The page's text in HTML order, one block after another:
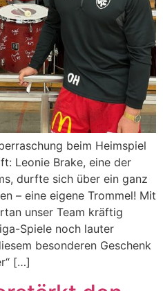
beim Heimspiel
Leonie Brake, eine der
durfte sich über ein ganz
– eine eigene Trommel! Mit
unser Team kräftig
Spiele noch lauter
besonderen Geschenk
[…]